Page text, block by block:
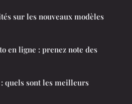
sur les nouveaux modèles
en ligne : prenez note des
quels sont les meilleurs